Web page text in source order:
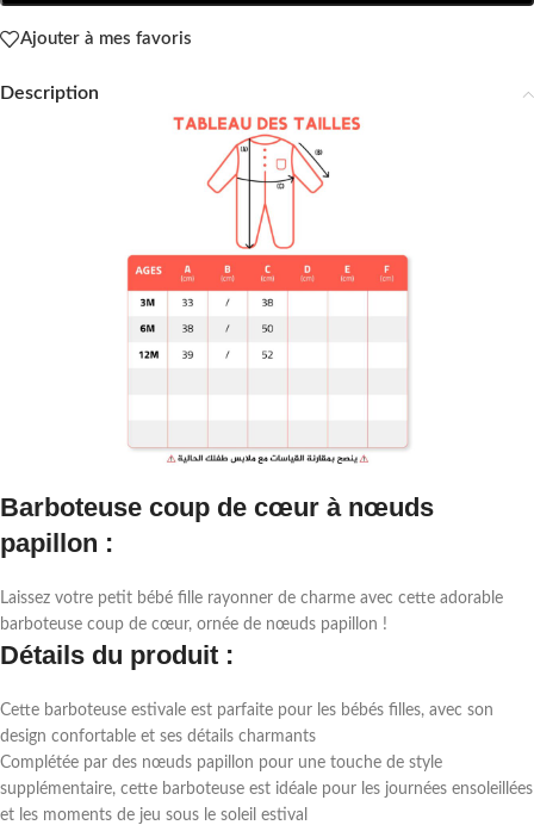
Ajouter à mes favoris
Description
Barboteuse coup de cœur à nœuds
papillon :
Laissez votre petit bébé fille rayonner de charme avec cette adorable
barboteuse coup de cœur, ornée de nœuds papillon !
Détails du produit :
Cette barboteuse estivale est parfaite pour les bébés filles, avec son
design confortable et ses détails charmants
Complétée par des nœuds papillon pour une touche de style
supplémentaire, cette barboteuse est idéale pour les journées ensoleillées
et les moments de jeu sous le soleil estival